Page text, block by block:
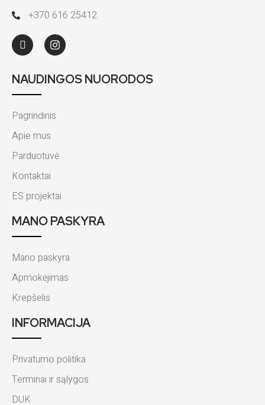
+370 616 25412
NAUDINGOS NUORODOS
Pagrindinis
Apie mus
Parduotuvė
Kontaktai
ES projektai
MANO PASKYRA
Mano paskyra
Apmokėjimas
Krepšelis
INFORMACIJA
Privatumo politika
Terminai ir sąlygos
DUK